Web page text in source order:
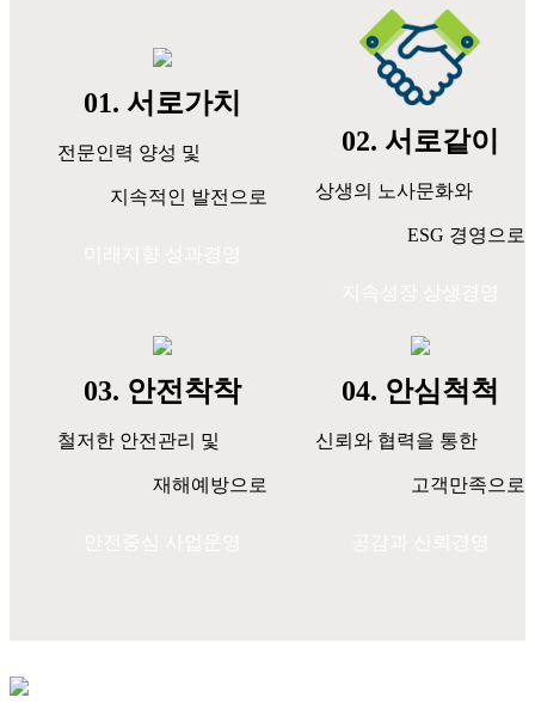
01. 서로가치
전문인력 양성 및
지속적인 발전으로
02. 서로같이
상생의 노사문화와
ESG 경영으로
03. 안전착착
철저한 안전관리 및
재해예방으로
04. 안심척척
신뢰와 협력을 통한
고객만족으로